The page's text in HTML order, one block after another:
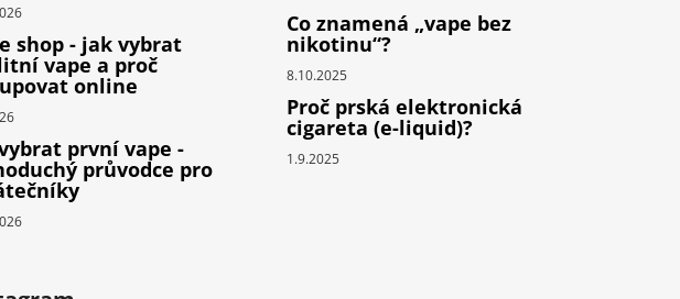
shop - jak vybrat
vape a proč
online
první vape -
průvodce pro
Co znamená „vape bez
nikotinu“?
8.10.2025
Proč prská elektronická
cigareta (e-liquid)?
1.9.2025